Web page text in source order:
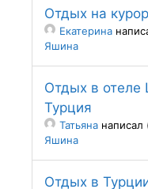
Отдых на
Екатерина
Яшина
Отдых в отеле
Турция
Татьяна написал
Яшина
Отдых в